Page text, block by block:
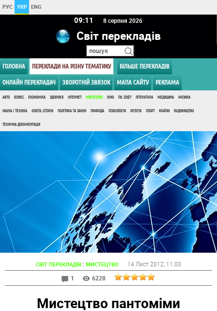
РУС УКР ENG
09 11 8 серпня 2026
Світ перекладів
ГОЛОВНА ПЕРЕКЛАДИ НА РІЗНУ ТЕМАТИКУ БІЛЬШЕ ПЕРЕКЛАДІВ
ОНЛАЙН ПЕРЕКЛАДАЧ ЗВОРОТНІЙ ЗВЯЗОК МАПА САЙТУ РЕКЛАМА
АВТО БІЗНЕС ЕКОНОМІКА ЗДОРОВ'Я ІНТЕРНЕТ МИСТЕЦТВО КІНО ПК, СОФТ ЛІТЕРАТУРА МЕДИЦИНА МУЗИКА
НАУКА І ТЕХНІКА ОСВІТА, ІСТОРІЯ ПОЛІТИКА ТА ЗАКОН ПРИРОДА ПСИХОЛОГІЯ РЕЛІГІЯ СПОРТ КРАЇНИ БУДІВНИЦТВО
ТЕХНІЧНА ДОКУМЕНТАЦІЯ
СВІТ ПЕРЕКЛАДІВ : МИСТЕЦТВО 14 Лист 2012 , 11:00
1
6228
Мистецтво пантоміми